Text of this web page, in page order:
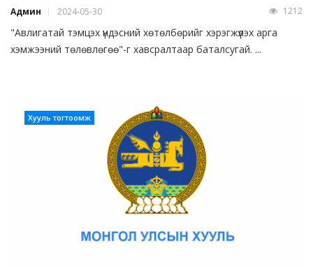
Админ 2024-05-30 1212
"Авлигатай тэмцэх үндэсний хөтөлбөрийг хэрэгжүүлэх арга
хэмжээний төлөвлөгөө"-г хавсралтаар баталсугай. ...
Хууль тогтоомж